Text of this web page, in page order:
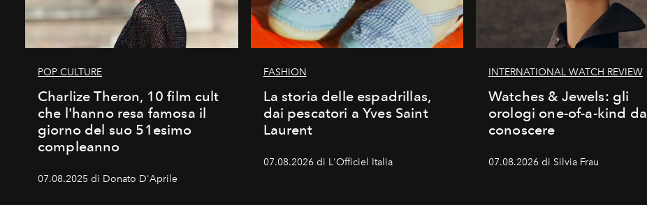
POP CULTURE
Charlize Theron, 10 film cult
che l'hanno resa famosa il
giorno del suo 51esimo
compleanno
07.08.2025 di Donato D'Aprile
FASHION
La storia delle espadrillas,
dai pescatori a Yves Saint
Laurent
07.08.2026 di L'Officiel Italia
INTERNATIONAL WATCH REVIEW
Watches & Jewels: gli
orologi one-of-a-kind da
conoscere
07.08.2026 di Silvia Frau